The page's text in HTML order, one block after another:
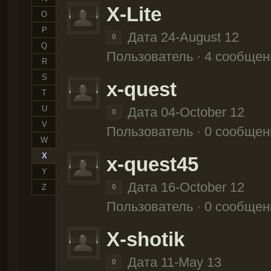
O
P
Q
R
S
T
U
V
W
X
Y
Z
X-Lite
0
Дата 24-August 12
Пользователь · 4
x-quest
0
Дата 04-October 12
Пользователь · 0
x-quest45
0
Дата 16-October 12
Пользователь · 0
X-shotik
0 Дата 11-May 13